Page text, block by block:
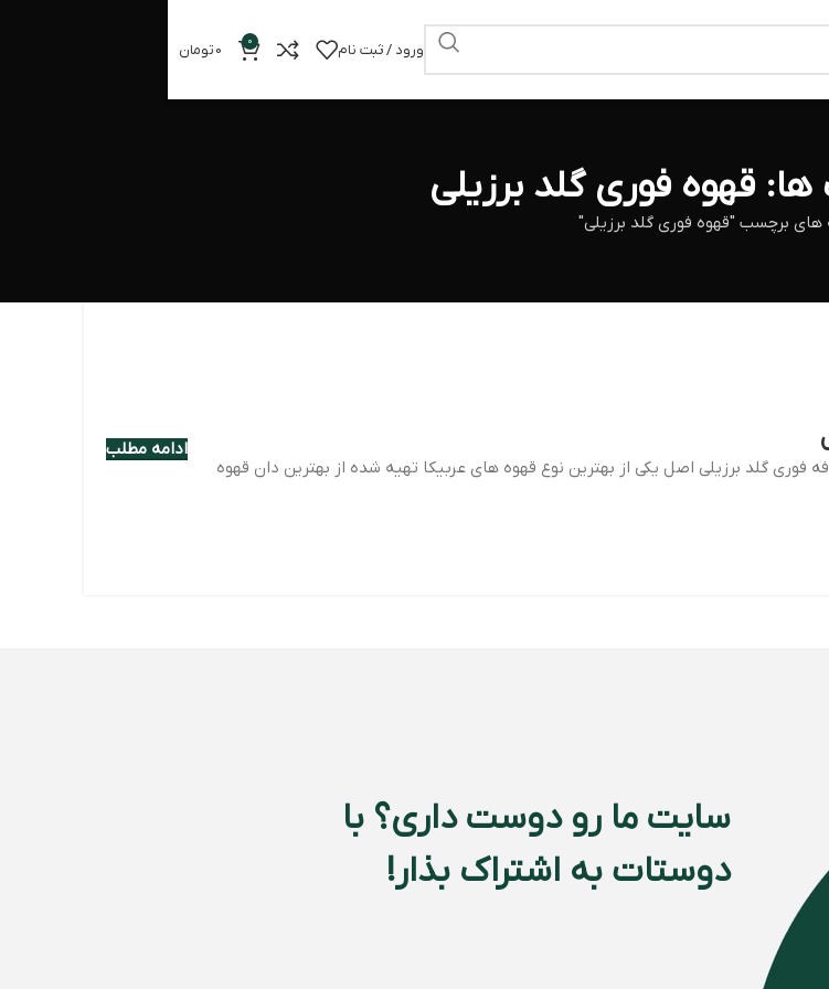
ورود / ثبت نام 0
0تومان
قهوه فوری گلد برزیلی
های برچسب "قهوه فوری گلد برزیلی"
فوری گلد برزیلی اصل یکی از بهترین نوع قهوه های عربیکا تهیه شده از بهترین دان قهوه
ادامه مطلب
سایت ما رو دوست داری؟ با
دوستات به اشتراک بذار!